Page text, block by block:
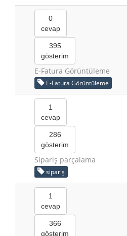
0
cevap
395
gösterim
E-Fatura Görüntüleme
E-Fatura Görüntüleme
1
cevap
286
gösterim
Sipariş parçalama
sipariş
1
cevap
366
gösterim